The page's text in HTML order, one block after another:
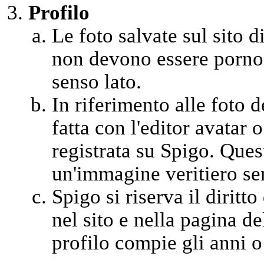
Profilo
Le foto salvate sul sito
non devono essere
senso lato.
In riferimento alle foto
fatta con l'editor avatar
registrata su Spigo.
un'immagine veritiero
Spigo si riserva il
nel sito e nella pagina
profilo compie gli anni